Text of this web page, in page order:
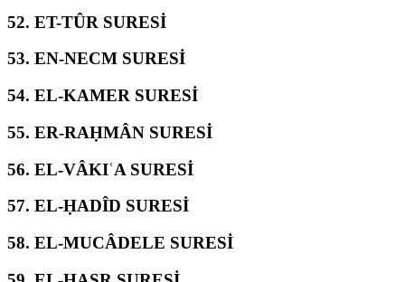
52. ET-TÛR SURESİ
53. EN-NECM SURESİ
54. EL-KAMER SURESİ
55. ER-RAḤMÂN SURESİ
56. EL-VÂKIʿA SURESİ
57. EL-ḤADÎD SURESİ
58. EL-MUCÂDELE SURESİ